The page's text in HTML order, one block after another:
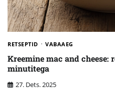
RETSEPTID VABAAEG
Kreemine mac and
minutitega
27. Dets. 2025